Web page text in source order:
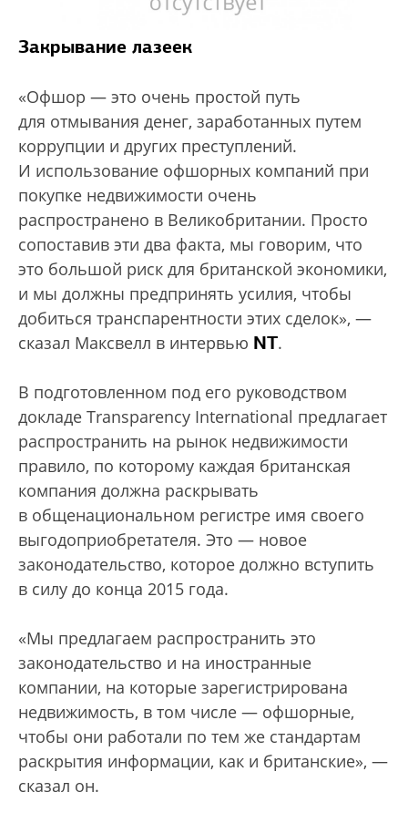
Закрывание лазеек
«Офшор — это очень простой путь
для отмывания денег, заработанных путем
коррупции и других преступлений.
И использование офшорных компаний при
покупке недвижимости очень
распространено в Великобритании. Просто
сопоставив эти два факта, мы говорим, что
это большой риск для британской экономики,
и мы должны предпринять усилия, чтобы
добиться транспарентности этих сделок», —
сказал Максвелл в интервью NT.
В подготовленном под его руководством
докладе Transparеncy International предлагает
распространить на рынок недвижимости
правило, по которому каждая британская
компания должна раскрывать
в общенациональном регистре имя своего
выгодоприобретателя. Это — новое
законодательство, которое должно вступить
в силу до конца 2015 года.
«Мы предлагаем распространить это
законодательство и на иностранные
компании, на которые зарегистрирована
недвижимость, в том числе — офшорные,
чтобы они работали по тем же стандартам
раскрытия информации, как и британские», —
сказал он.